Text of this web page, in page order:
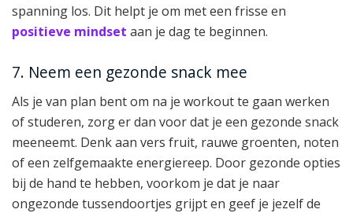
spanning los. Dit helpt je om met een frisse en
positieve mindset aan je dag te beginnen.
7. Neem een gezonde snack mee
Als je van plan bent om na je workout te gaan werken
of studeren, zorg er dan voor dat je een gezonde snack
meeneemt. Denk aan vers fruit, rauwe groenten, noten
of een zelfgemaakte energiereep. Door gezonde opties
bij de hand te hebben, voorkom je dat je naar
ongezonde tussendoortjes grijpt en geef je jezelf de